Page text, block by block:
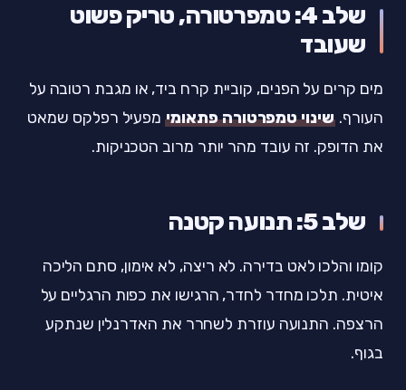
שלב 4: טמפרטורה, טריק פשוט
שעובד
מים קרים על הפנים, קוביית קרח ביד, או מגבת רטובה על
העורף. שינוי טמפרטורה פתאומימפעיל רפלקס שמאט
את הדופק. זה עובד מהר יותר מרוב הטכניקות.
שלב 5: תנועה קטנה
קומו והלכו לאט בדירה. לא ריצה, לא אימון, סתם הליכה
איטית. תלכו מחדר לחדר, הרגישו את כפות הרגליים על
הרצפה. התנועה עוזרת לשחרר את האדרנלין שנתקע
בגוף.